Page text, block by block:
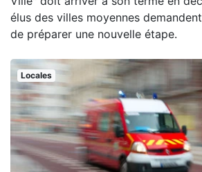
élus des villes moyennes
de préparer une nouvelle étape.
Locales